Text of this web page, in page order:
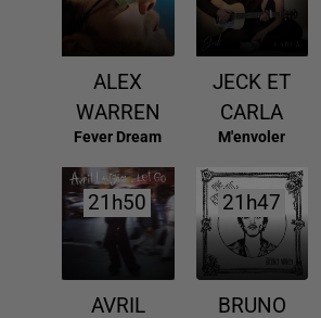
ALEX
WARREN
Fever Dream
JECK ET
CARLA
M'envoler
21h50
21h50
AVRIL
21h47
21h47
BRUNO